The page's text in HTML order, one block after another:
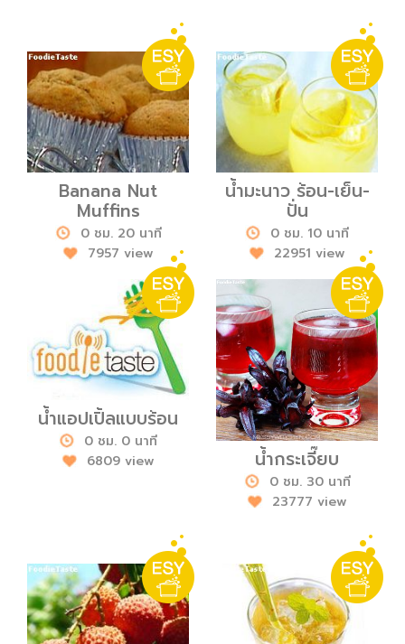
Banana Nut
Muffins
0 ชม. 20 นาที
7957 view
น้ำมะนาว ร้อน-เย็น-
ปั่น
0 ชม. 10 นาที
22951 view
น้ำแอปเปิ้ลแบบร้อน
0 ชม. 0 นาที
6809 view
น้ำกระเจี๊ยบ
0 ชม. 30 นาที
23777 view